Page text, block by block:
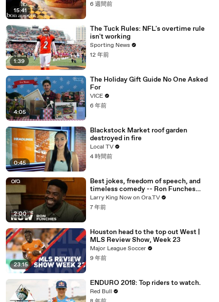
15:41
6 週間前
1:39
The Tuck Rules: NFL's overtime rule
isn't working
Sporting News
12 年前
4:05
The Holiday Gift Guide No One Asked
For
VICE
6 年前
0:45
Blackstock Market roof garden
destroyed in fire
Local TV
4 時間前
2:00
Best jokes, freedom of speech, and
timeless comedy -- Ron Funches
answers your social media questions
Larry King Now on Ora.TV
7 年前
23:15
Houston head to the top out West |
MLS Review Show, Week 23
Major League Soccer
9 年前
ENDURO 2018: Top riders to watch.
Red Bull